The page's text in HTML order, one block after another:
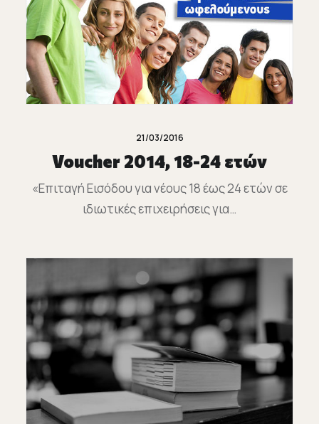
21/03/2016
Voucher 2014, 18-24 ετών
«Επιταγή Εισόδου για νέους 18 έως 24 ετών σε
ιδιωτικές επιχειρήσεις για…